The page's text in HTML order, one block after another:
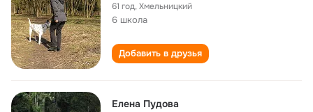
61 год,Хмельницкий
6 школа
Добавить в друзья
Елена Пудова